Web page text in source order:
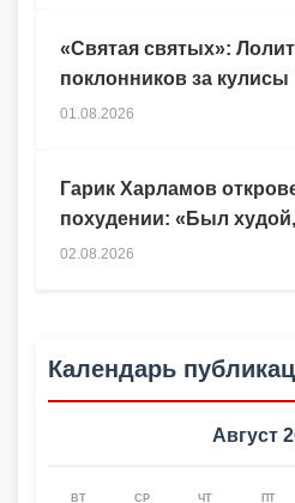
Гарик Харламов
похудении: «Был
02.08.2026
«Святая святых»:
поклонников за кулисы
01.08.2026
Календарь
Август
ВТ СР ЧТ ПТ